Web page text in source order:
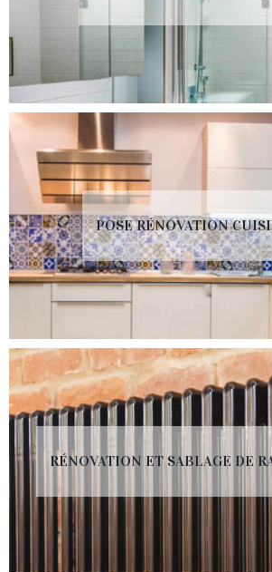
POSE RÉNOVATION
RÉNOVATION ET SABLAGE DE